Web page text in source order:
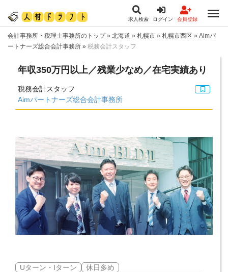
求人検索 ログイン 会員登録
会計事務所・税理士事務所のトップ» 北海道 » 札幌市 » 札幌市西区 » Aimパ
ートナーズ総合会計事務所 » 税務会計スタッフ
年収350万円以上／残業少なめ／在宅実績あり
税務会計スタッフ
Aimパートナーズ総合会計事務所
Uターン・Iターン
休日多め